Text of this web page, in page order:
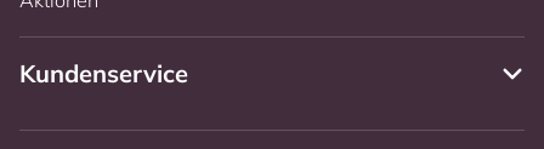
Kundenservice